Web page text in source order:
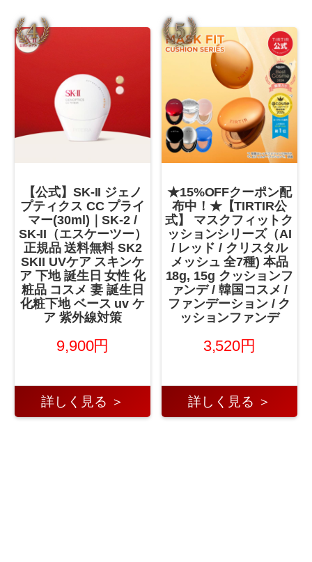
【公式】SK-II ジェノ
プティクス CC プライ
マー(30ml)｜SK-2 /
SK-II（エスケーツー）
正規品 送料無料 SK2
SKII UVケア スキンケ
ア 下地 誕生日 女性 化
粧品 コスメ 妻 誕生日
化粧下地 ベース uv ケ
ア 紫外線対策
9,900円
詳しく見る ＞
★15%OFFクーポン配
布中！★【TIRTIR公
式】 マスクフィットク
ッションシリーズ（AI
/ レッド / クリスタル
メッシュ 全7種) 本品
18g, 15g クッションフ
ァンデ / 韓国コスメ /
ファンデーション / ク
ッションファンデ
3,520円
詳しく見る ＞